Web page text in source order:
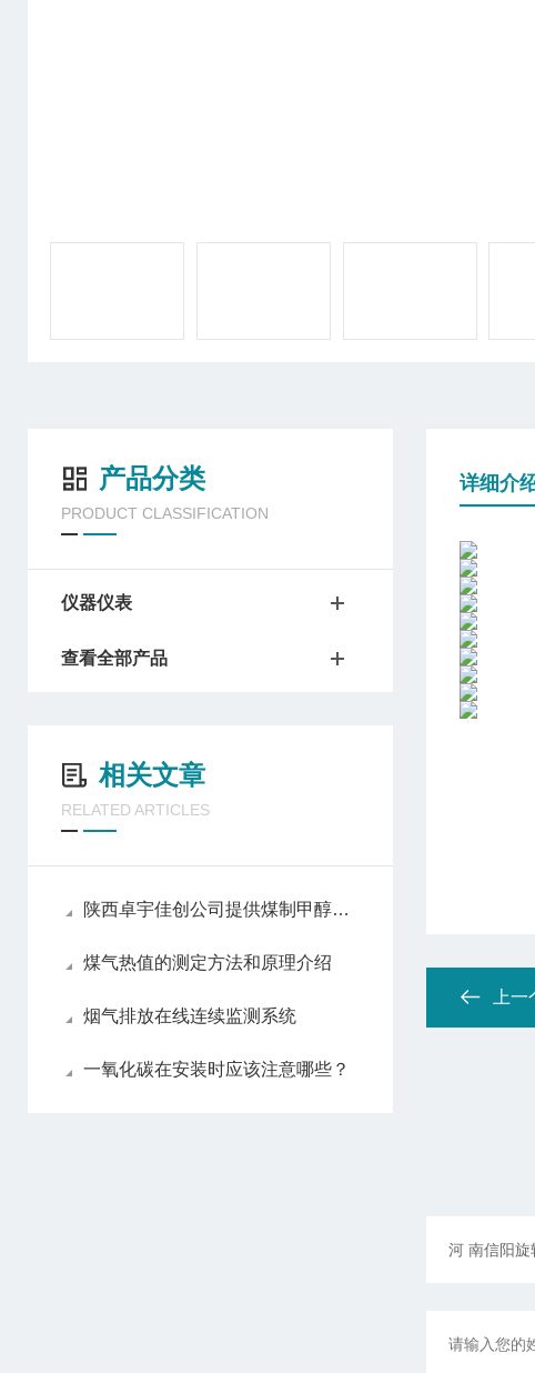
产品分类
PRODUCT CLASSIFICATION
仪器仪表
查看全部产品
相关文章
RELATED ARTICLES
陕西卓宇佳创公司提供煤制甲醇过程气体分析仪的详细描述
煤气热值的测定方法和原理介绍
烟气排放在线连续监测系统
一氧化碳在安装时应该注意哪些？
详细介
上一